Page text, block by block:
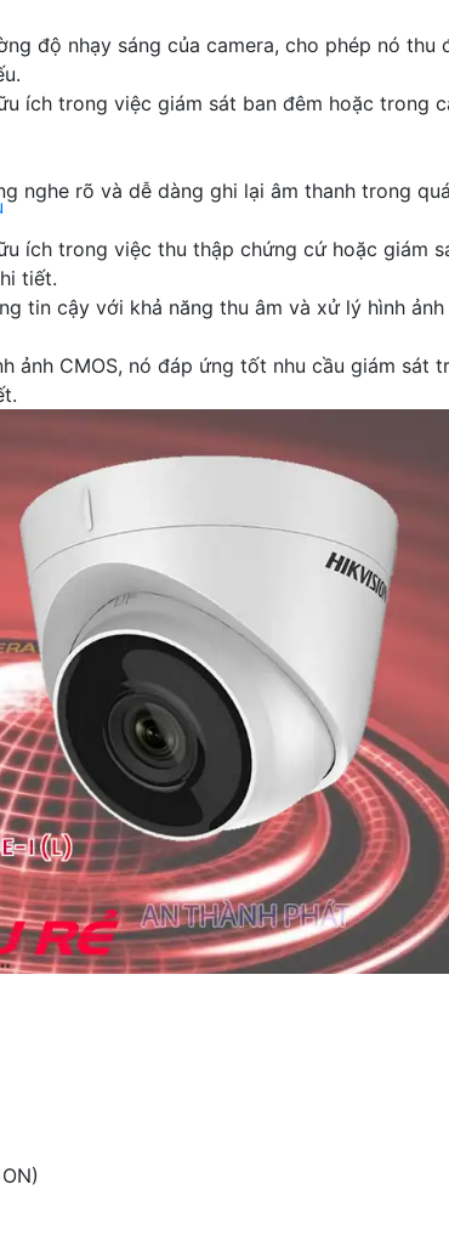
độ nhạy sáng của camera, cho phép nó thu
ích trong việc giám sát ban đêm hoặc trong
nghe rõ và dễ dàng ghi lại âm thanh trong quá
ích trong việc thu thập chứng cứ hoặc giám
tiết.
tin cậy với khả năng thu âm và xử lý hình ảnh
ảnh CMOS, nó đáp ứng tốt nhu cầu giám sát